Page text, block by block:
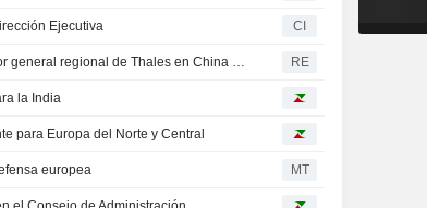
Ejecutiva CI
Jean-Marc Reynaud nombrado director general regional de Thales en China y Mongolia RE
la India
para Europa del Norte y Central
europea MT